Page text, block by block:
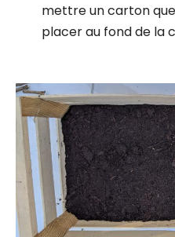
mettre un carton
placer au fond de la